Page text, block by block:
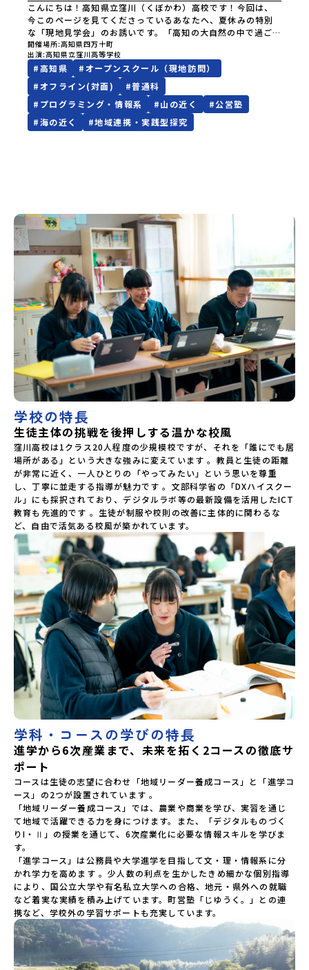
こんにちは！高知県立窪川（くぼかわ）高校です！今回は、
今このページを見てくださっているあなたへ、夏休みの特別
な「現地見学会」のお誘いです。「高知の大自然の中で過ご
す高校生活ってどんな感じだろう？」「自分らしく挑戦でき
る学校を見つけたい！」そんな思いを持っているあなたにぴ
ったりの、1泊2日のワクワクが詰まったツアーを企画しまし
た！この2日間は窪川高校の仲間になって、一緒に特別な夏を
過ごしませんか？みなさんの「やってみたい」の第一歩を、
心から応援しています！☀️ ツアーの概要・タイムスケジュー
ル窪川高校の魅力だけでなく、四万十町の大自然や街の温か
さを五感でフル体験できるプログラムです。【1日目：8月22
くす！ ※希望者のみ8:00〜 清流・四万十川でSUP（サップ）
体験日本最後の清流と呼ばれる四万十川をSUPで大冒険！最
高の思い出を作りましょう。11:00〜 みんなでワイワイBBQ
川遊びのあとは、みんなでおいしいBBQタイム！先輩や先
生、仲間たちとフランクに話せる貴重な時間です。💡 窪川高
校ってどんなところ？一人ひとりの「やってみたい」が動き
出す 温かな挑戦の場窪川高校は、少人数制を活かした温かな
校風の中で、生徒一人ひとりに寄り添う教育を行っていま
す。「DXハイスクール」としての最先端のICT教育や国際交
流にも力を入れており、地域と連携した探究活動を通して、
実践的な力を育てています。四万十川の豊かな自然に囲まれ
ながら、自分らしく未来を切り拓ける学校です。✨ こんな人
におすすめ！とにかく自分の目で学校や寮のリアルな雰囲気
を見てみたい！ただの学校見学じゃつまらない、せっかくだ
から高知の自然も満喫したい！先輩たちがどんな風に自分ら
しく楽しんでいるのか、生の声を聞きたい！遠方からの受験
や、初めての寮生活の不安を解消したい！🚄 遠方でも安心！
【交通費・宿泊費の補助あり】「高知に行ってみたいけれ
ど、遠いから費用が心配…」という方もご安心ください！遠方
から学校見学へお越しいただく方を対象に、交通費・宿泊費
の補助（上限3万円・費用の1/2まで）が出ます。この機会に
ぜひ、プチ旅行気分で窪川に遊びに来てください。※宿泊さ
れる方は、各自で宿泊先の手配をお願いいたします。👉 旅費
補助の詳細はこちら https://kochi-
ryugaku.kochinet.ed.jp/support/1325/🐾 ご参加までの
流れ本ページからのお申し込みをお願いします。2日目のアク
ティビティ参加希望などについてはメール等でご連絡しま
す。みなさんにお会いできることを楽しみにしています☺️
開催場所 高知県四万十町
出演 高知県立窪川高等学校
#高知県 #オープンスクール（現地訪問）
#オフライン(対面) #普通科
# プログラミング・情報系 #山の近く #公営塾
#海の近く #地域連携・実践型探究
学校の特長
生徒主体の挑戦を後押しする温かな校風
窪川高校は1クラス20人程度の少規模校ですが、それを「誰にでも居
場所がある」という大きな強みに変えています 。教員と生徒の距離
が非常に近く、一人ひとりの「やってみたい」という思いを尊重
し、丁寧に並走する指導が魅力です 。文部科学省の「DXハイスクー
ル」にも採択されており、デジタルラボ等の最新設備を活用したICT
教育も先進的です 。生徒が制服や校則の改善に主体的に関わるな
ど、自由で活気ある校風が築かれています。
学科・コースの学びの特長
進学から6次産業まで、未来を拓く2コースの徹底サ
ポート
コースは生徒の志望に合わせ「地域リーダー養成コース」と「進学コ
ース」の2つが設置されています 。
「地域リーダー養成コース」では、農業や商業を学び、実習を通じ
て地域で活躍できる力を身につけます。また、「デジタルものづく
りI・Ⅱ」の授業を通じて、6次産業化に必要な情報スキルを学びま
す。
「進学コース」は公務員や大学進学を目指して文・理・情報系に分
かれ学力を高めます 。少人数の利点を生かしたきめ細かな個別指導
により、国公立大学や有名私立大学への合格、地元・県外への就職
など着実な実績を積み上げています。町営塾「じゆうく。」との連
携など、学校外の学習サポートも充実しています。